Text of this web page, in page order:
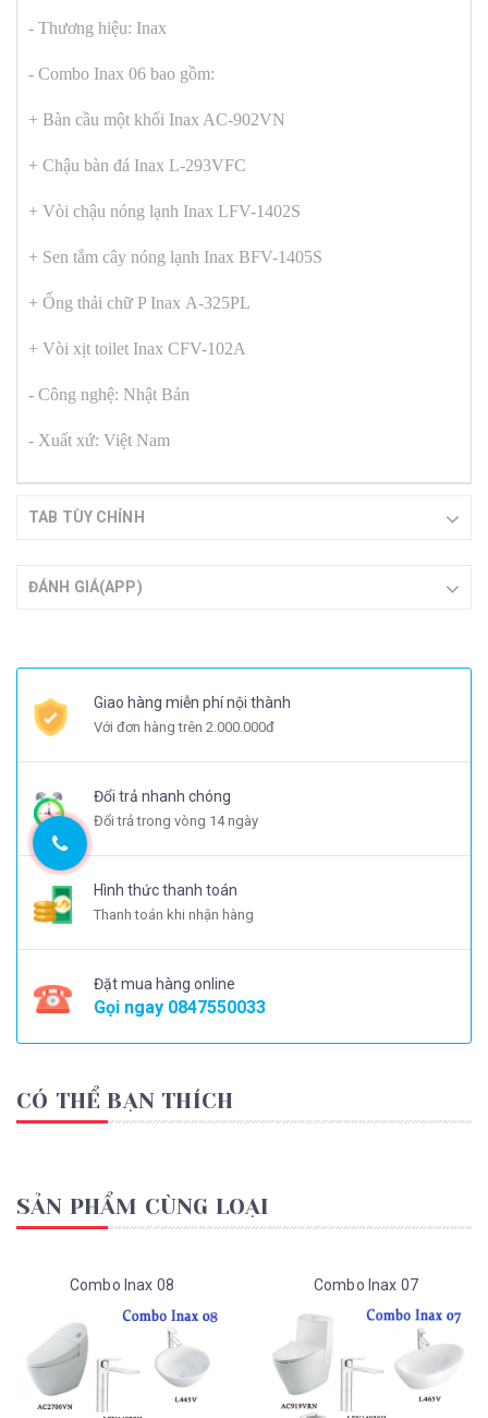
- Thương hiệu: Inax
- Combo Inax 06 bao gồm:
+ Bàn cầu một khối Inax AC-902VN
+ Chậu bàn đá Inax L-293VFC
+ Vòi chậu nóng lạnh Inax LFV-1402S
+ Sen tắm cây nóng lạnh Inax BFV-1405S
+ Ống thải chữ P Inax A-325PL
+ Vòi xịt toilet Inax CFV-102A
- Công nghệ: Nhật Bản
- Xuất xứ: Việt Nam
TAB TÙY CHỈNH
ĐÁNH GIÁ(APP)
Giao hàng miễn phí nội thành
Với đơn hàng trên 2.000.000đ
Đổi trả nhanh chóng
Đổi trả trong vòng 14 ngày
Hình thức thanh toán
Thanh toán khi nhận hàng
Đặt mua hàng online
Gọi ngay 0847550033
CÓ THỂ BẠN THÍCH
SẢN PHẨM CÙNG LOẠI
Combo Inax 08 Combo Inax 07